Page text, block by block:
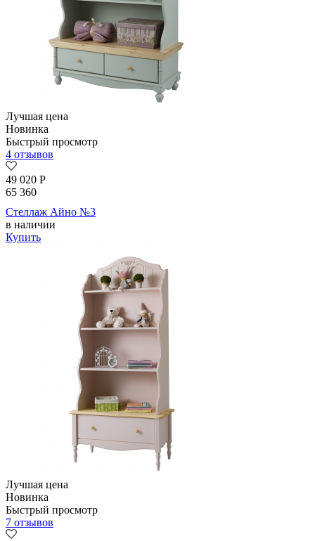
Лучшая цена
Новинка
Быстрый просмотр
4 отзывов
49 020 Р
65 360
Стеллаж Айно №3
в наличии
Купить
Лучшая цена
Новинка
Быстрый просмотр
7 отзывов